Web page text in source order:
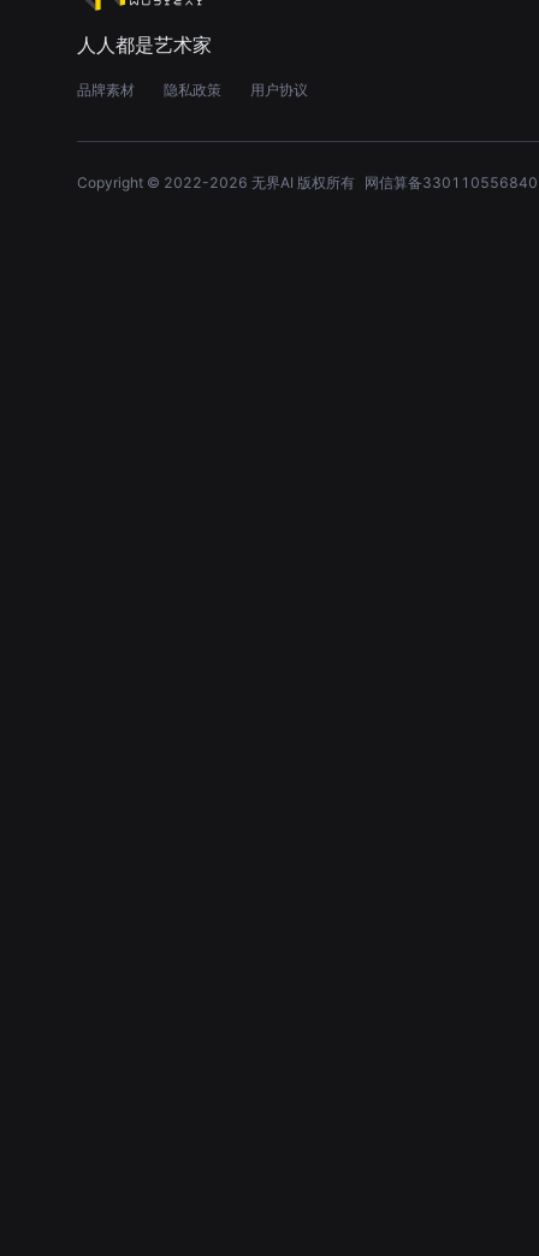
人人都是艺术家
品牌素材 隐私政策 用户协议
Copyright © 2022-2026 无界AI 版权所有 网信算备